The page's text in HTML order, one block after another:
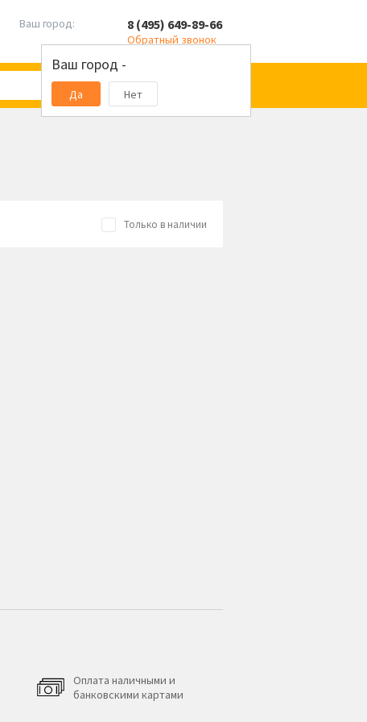
Ваш город:
Ваш город -
Да Нет
8 (495) 649-89-66
Обратный звонок
Только в наличии
Оплата наличными и
банковскими картами